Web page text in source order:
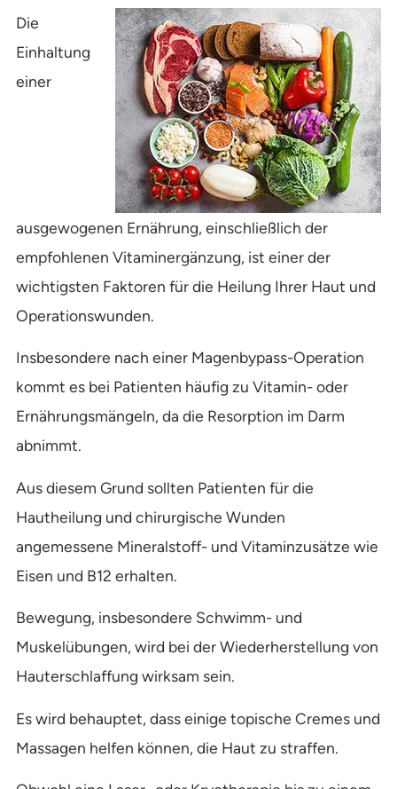
Die
Einhaltung
einer
ausgewogenen Ernährung, einschließlich der
empfohlenen Vitaminergänzung, ist einer der
wichtigsten Faktoren für die Heilung Ihrer Haut und
Operationswunden.
Insbesondere nach einer Magenbypass-Operation
kommt es bei Patienten häufig zu Vitamin- oder
Ernährungsmängeln, da die Resorption im Darm
abnimmt.
Aus diesem Grund sollten Patienten für die
Hautheilung und chirurgische Wunden
angemessene Mineralstoff- und Vitaminzusätze wie
Eisen und B12 erhalten.
Bewegung, insbesondere Schwimm- und
Muskelübungen, wird bei der Wiederherstellung von
Hauterschlaffung wirksam sein.
Es wird behauptet, dass einige topische Cremes und
Massagen helfen können, die Haut zu straffen.